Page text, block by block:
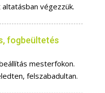
végezzük.
fogbeültetés
mesterfokon.
felszabadultan.